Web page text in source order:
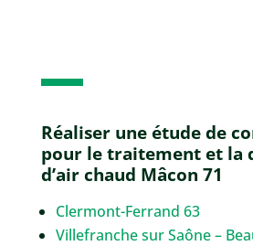
Réaliser une étude de
pour le traitement et la
d’air chaud Mâcon 71
Clermont-Ferrand 63
Villefranche sur Saône –